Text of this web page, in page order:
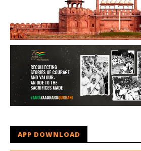
APP DOWNLOAD